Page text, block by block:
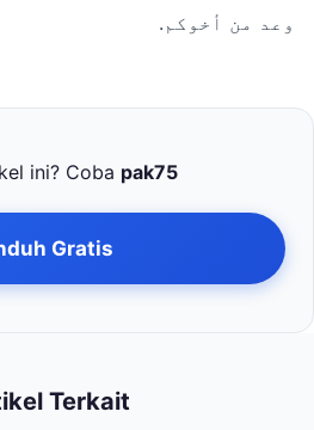
وعد من أخوكم.
ini? Coba pak75
Gratis
Terkait